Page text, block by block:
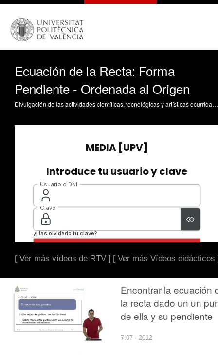
Ecuación de la Recta: Forma
Pendiente - Ordenada al Origen
Divulgación de las actividades científicas, tecnológicas y artísticas ocurridas en los tres campus de la UPV
[ Ver más vídeos de RTV ] [ Ver más Vídeos didácticos
Encontrar la ecuación
la recta dado un un
de ella y su pendiente
7:07 · 2012